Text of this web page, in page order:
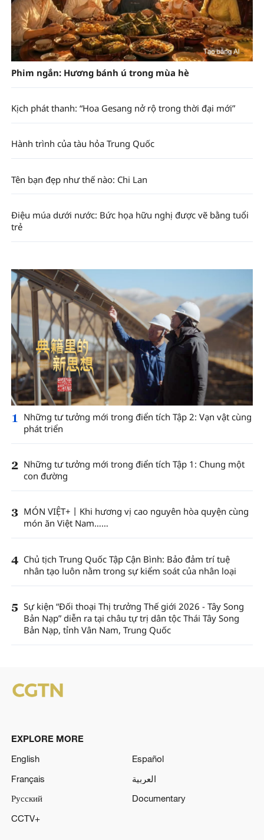
Phim ngắn: Hương bánh ú trong mùa hè
Kịch phát thanh: “Hoa Gesang nở rộ trong thời đại mới”
Hành trình của tàu hỏa Trung Quốc
Tên bạn đẹp như thế nào: Chi Lan
Điệu múa dưới nước: Bức họa hữu nghị được vẽ bằng tuổi
trẻ
1
Những tư tưởng mới trong điển tích Tập 2: Vạn vật cùng
phát triển
2 Những tư tưởng mới trong điển tích Tập 1: Chung một
con đường
3 MÓN VIỆT+丨Khi hương vị cao nguyên hòa quyện cùng
món ăn Việt Nam……
4 Chủ tịch Trung Quốc Tập Cận Bình: Bảo đảm trí tuệ
nhân tạo luôn nằm trong sự kiểm soát của nhân loại
5 Sự kiện “Đối thoại Thị trưởng Thế giới 2026 - Tây Song
Bản Nạp” diễn ra tại châu tự trị dân tộc Thái Tây Song
Bản Nạp, tỉnh Vân Nam, Trung Quốc
EXPLORE MORE
English
Español
Français
العربية
Русский
Documentary
CCTV+